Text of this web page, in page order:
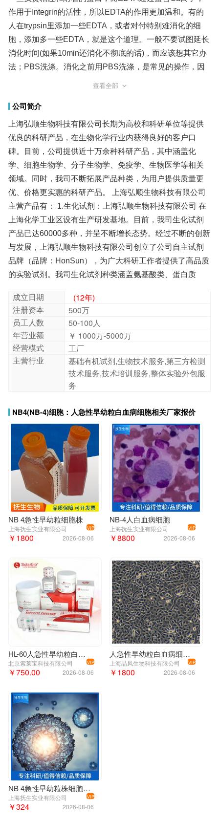
制如此溶液。
NB4(NB-4)细胞：人急性早幼粒白血病细胞
细胞生长特性：贴壁或悬浮，详见细胞说明书部分
HCC70细胞系；细胞传代方法：1：4-1：6传代；每周换
液2-3次；细胞形态特性：上皮样；细胞生长特性：贴壁生
长；细胞背景资料：详见相关文献介绍
NCI-H774[H774]细胞系；细胞传代方法：1：2-1：3传
代；每周换液2-3次；细胞形态特性：详见细胞说明书；细
胞生长特性：贴壁或悬浮，详见细胞说明书部分；细胞背
景资料：详见相关文献介绍
Changliver细胞系；细胞传代方法：消化3-5分钟。1：2。
3天内可长满；细胞形态特性：上皮细胞样；细胞生长特
性：贴壁生长；细胞背景资料：张氏肝细胞1954年从非恶
性的人体组织中建立。广泛应用于病毒学、生化和恶性肿
瘤相关的转移研究。
BT细胞系；细胞传代方法：1：2-1：3传代；每周换液2-3
次；细胞形态特性：详见细胞说明书；细胞生长特性：贴
壁；细胞背景资料：鼻甲；自发永生；Holstein
U-937细胞系；细胞传代方法：维持细胞浓度在1×105-
2×106/ml；根据细胞浓度3-4换液1次；细胞形态特性：单
核细胞；细胞生长特性：悬浮生长；细胞背景资料：该细
胞是由NilssonK实验室于1974年从一名37岁的患有恶性组
织细胞性淋巴瘤的白人男性的胸水中分离建立的。1979年
来的研究显示该细胞在人混合淋巴细胞培养物上清、佛波
酯、VitD3、γ-IFN、TNF和维A酸的诱导下可以向终末单核
细胞分化。该细胞不合成免疫球蛋白，EBV阴性；可产生
溶菌酶、β-2-微球蛋白，受PMA刺激后可产生TNF-α；表达
C3R；可作转染宿主；表达Fas，对TNF和抗Fas的抗体敏
感。
解冻细胞常见实验问题分析及推荐解决方法：在解冻冻存
细胞时，发现会出现存活率低、大量细胞碎片及生长缓慢
等问题，究竟是什么原因导致，我们该怎么进行解决？以
下是国内外细胞培养专家针对解冻细胞实验问题，总结的
一些解决方案！出现低存活率的可能原因及推荐解决方案
如下：1)解冻过程中细胞裂解，推荐的解决方案：可预期到
一定量的细胞死亡，因此细胞的浓度应足够高，考虑到这
一损失。起始浓度为1*10(6)至1*10(7)细胞/毫升；2)解冻过
程中的问题，推荐的解决方案：在-70℃至-80℃下保存冷冻
的培养物，保存时间为1-5天，但这不是保存的方法。在
37℃充分解冻后应立即开始培养；3)对冷冻液过敏，推荐
的解决方案：A.完全或部分更换培养基，减少培养基中冷
冻液的量。在24小时后更换培养液体可全部去除冷冻液。
B.留出更多时间供培养物恢复。有时细胞需要几周时间才
能形成单层或密集的悬浮物，取决于冷冻时细胞的年龄或
传代次数或在生长阶段中的位置。冷冻的条件在对数期；4)
被冷冻的原种细胞的年龄或冷冻时培养物的年龄，推荐的
解决方案：解冻最近冷冻的细胞。细胞处于冷冻状态的时
间越长，存活率越低。检查冷冻细胞的时间和方法。在冷
冻时细胞应处于对数期。
TE-5细胞系；细胞传代方法：消化3-5分钟。1：2。3天内
可长满；细胞形态特性：上皮样；细胞生长特性：贴壁生
查看全部
公司简介
上海弘顺生物科技有限公司长期为高校和科研单位等提供
优良的科研产品，在生物化学行业内获得良好的客户口
碑。目前，公司提供近十万余种科研产品，其中涵盖化
学、细胞生物学、分子生物学、免疫学、生物医学等相关
领域。同时，我司不断拓展产品种类，为用户提供质量更
优、价格更实惠的科研产品。 上海弘顺生物科技有限公司
主营产品有： 1.生化试剂：上海弘顺生物科技有限公司 在
上海化学工业区设有生产研发基地。目前，我司生化试剂
产品已达60000多种，并呈不断增长态势。经过不断的创新
与发展，上海弘顺生物科技有限公司创立了公司自主试剂
品牌（品牌：HonSun），为广大科研工作者提供了高品质
的实验试剂。我司生化试剂种类涵盖氨基酸类、蛋白质
成立日期
(12年)
注册资本
500万
员工人数
50-100人
年营业额
￥ 1000万-5000万
经营模式
工厂
主营行业
基础有机试剂,生物技术服务,第三方检测
技术服务,技术培训服务,整体实验外包服
务
NB4(NB-4)细胞：人急性早幼粒白血病细胞相关厂家报价
NB 4急性早幼粒细胞株
上海抚生实业有限公司 VIP
2026-08-06
￥1800
NB-4人白血病细胞
上海抚生实业有限公司 VIP
2026-08-06
￥8800
HL-60人急性早幼粒白血病细胞
北京索莱宝科技有限公司 VIP
2026-08-06
￥750.00
人急性早幼粒白血病细胞NB4，ATCC来源
上海晶风生物科技有限公司 VIP
2026-08-06
￥1800
NB 4急性早幼粒株细胞专用培养基
上海抚生实业有限公司 VIP
2026-08-06
￥324